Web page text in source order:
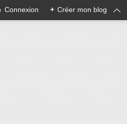
Connexion + Créer mon blog